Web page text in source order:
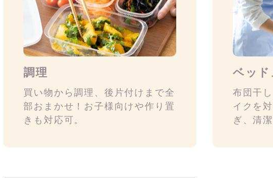
調理
買い物から調理、後片付けまで全
部おまかせ！お子様向けや作り置
きも対応可。
ベッド
布団干
イクを
ぎ、清